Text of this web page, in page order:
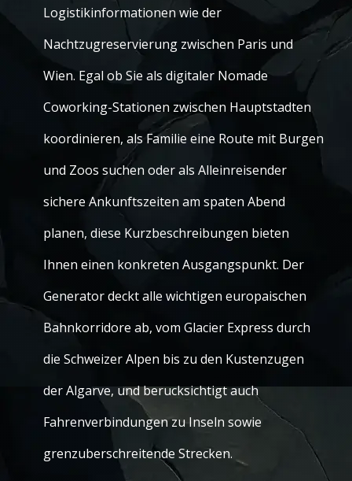
Logistikinformationen wie der
Nachtzugreservierung zwischen Paris und
Wien. Egal ob Sie als digitaler Nomade
Coworking-Stationen zwischen Hauptstadten
koordinieren, als Familie eine Route mit Burgen
und Zoos suchen oder als Alleinreisender
sichere Ankunftszeiten am spaten Abend
planen, diese Kurzbeschreibungen bieten
Ihnen einen konkreten Ausgangspunkt. Der
Generator deckt alle wichtigen europaischen
Bahnkorridore ab, vom Glacier Express durch
die Schweizer Alpen bis zu den Kustenzugen
der Algarve, und berucksichtigt auch
Fahrenverbindungen zu Inseln sowie
grenzuberschreitende Strecken.